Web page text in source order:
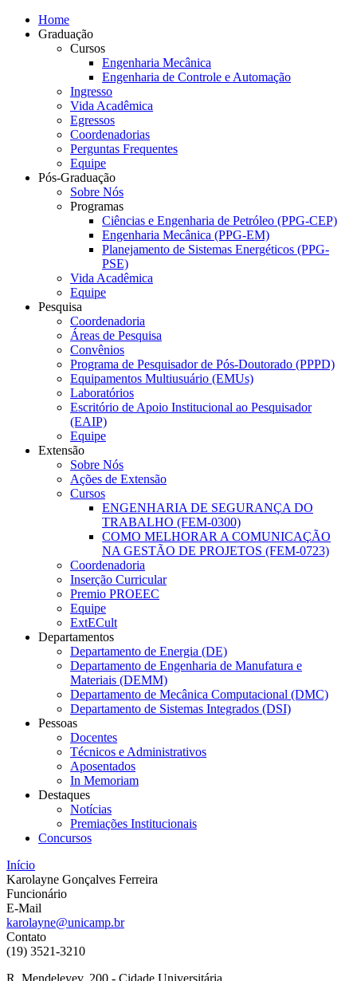
Home
Graduação
Cursos
Engenharia Mecânica
Engenharia de Controle e Automação
Ingresso
Vida Acadêmica
Egressos
Coordenadorias
Perguntas Frequentes
Equipe
Pós-Graduação
Sobre Nós
Programas
Ciências e Engenharia de Petróleo (PPG-CEP)
Engenharia Mecânica (PPG-EM)
Planejamento de Sistemas Energéticos (PPG-
PSE)
Vida Acadêmica
Equipe
Pesquisa
Coordenadoria
Áreas de Pesquisa
Convênios
Programa de Pesquisador de Pós-Doutorado (PPPD)
Equipamentos Multiusuário (EMUs)
Laboratórios
Escritório de Apoio Institucional ao Pesquisador
(EAIP)
Equipe
Extensão
Sobre Nós
Ações de Extensão
Cursos
ENGENHARIA DE SEGURANÇA DO
TRABALHO (FEM-0300)
COMO MELHORAR A COMUNICAÇÃO
NA GESTÃO DE PROJETOS (FEM-0723)
Coordenadoria
Inserção Curricular
Premio PROEEC
Equipe
ExtECult
Departamentos
Departamento de Energia (DE)
Departamento de Engenharia de Manufatura e
Materiais (DEMM)
Departamento de Mecânica Computacional (DMC)
Departamento de Sistemas Integrados (DSI)
Pessoas
Docentes
Técnicos e Administrativos
Aposentados
In Memoriam
Destaques
Notícias
Premiações Institucionais
Concursos
Início
Karolayne Gonçalves Ferreira
Funcionário
E-Mail
karolayne@unicamp.br
Contato
(19) 3521-3210
R. Mendeleyev, 200 - Cidade Universitária